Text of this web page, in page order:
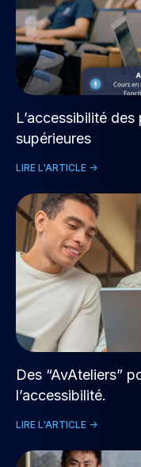
L’accessibilité
supérieures
LIRE L'ARTICLE ->
Des “AvAteliers”
l’accessibilité.
LIRE L'ARTICLE ->